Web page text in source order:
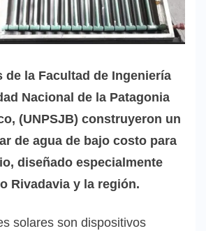
de la Facultad de Ingeniería
Nacional de la Patagonia
(UNPSJB) construyeron un
de agua de bajo costo para
diseñado especialmente
Rivadavia y la región.
solares son dispositivos